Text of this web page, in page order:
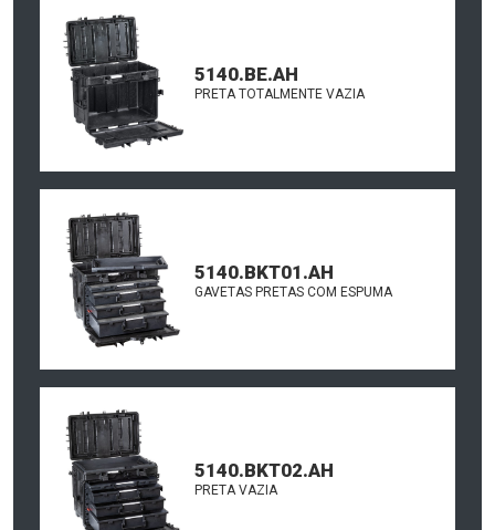
5140.BE.AH
PRETA TOTALMENTE VAZIA
5140.BKT01.AH
GAVETAS PRETAS COM ESPUMA
5140.BKT02.AH
PRETA VAZIA